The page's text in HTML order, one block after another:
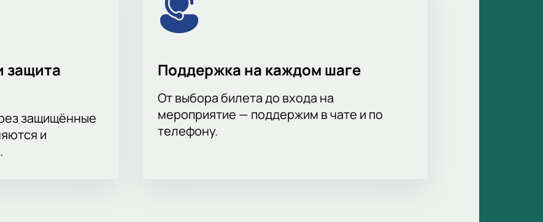
большого футбольного события!
защита
защищённые
и
Поддержка на каждом шаге
От выбора билета до входа на
мероприятие — поддержим в чате и по
телефону.